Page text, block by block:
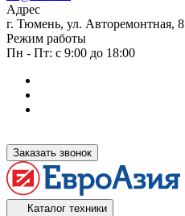
Адрес
г. Тюмень, ул. Авторемонтная, 8
Режим работы
Пн - Пт: с 9:00 до 18:00
Заказать звонок
Каталог техники